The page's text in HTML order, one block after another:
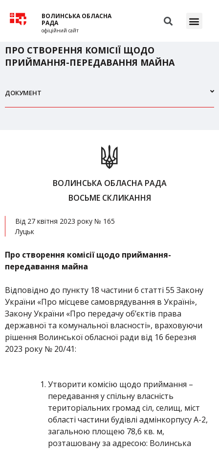
ВОЛИНСЬКА ОБЛАСНА
РАДА
офіційний сайт
ПРО СТВОРЕННЯ КОМІСІЇ ЩОДО
ПРИЙМАННЯ-ПЕРЕДАВАННЯ МАЙНА
ДОКУМЕНТ
ВОЛИНСЬКА ОБЛАСНА РАДА
ВОСЬМЕ СКЛИКАННЯ
Від 27 квітня 2023 року № 165
Луцьк
Про створення комісії щодо приймання-
передавання майна
Відповідно до пункту 18 частини 6 статті 55 Закону
України «Про місцеве самоврядування в Україні»,
Закону України «Про передачу об’єктів права
державної та комунальної власності», враховуючи
рішення Волинської обласної ради від 16 березня
2023 року № 20/41:
Утворити комісію щодо приймання –
передавання у спільну власність
територіальних громад сіл, селищ, міст
області частини будівлі адмінкорпусу А-2,
загальною площею 78,6 кв. м,
розташовану за адресою: Волинська